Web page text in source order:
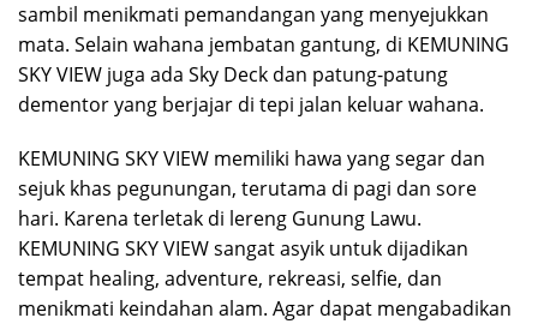
sambil menikmati pemandangan yang menyejukkan
mata. Selain wahana jembatan gantung, di KEMUNING
SKY VIEW juga ada Sky Deck dan patung-patung
dementor yang berjajar di tepi jalan keluar wahana.
KEMUNING SKY VIEW memiliki hawa yang segar dan
sejuk khas pegunungan, terutama di pagi dan sore
hari. Karena terletak di lereng Gunung Lawu.
KEMUNING SKY VIEW sangat asyik untuk dijadikan
tempat healing, adventure, rekreasi, selfie, dan
menikmati keindahan alam. Agar dapat mengabadikan